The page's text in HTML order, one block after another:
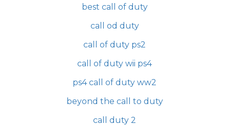
best call of duty
call od duty
call of duty ps2
call of duty wii ps4
ps4 call of duty ww2
beyond the call to duty
call duty 2